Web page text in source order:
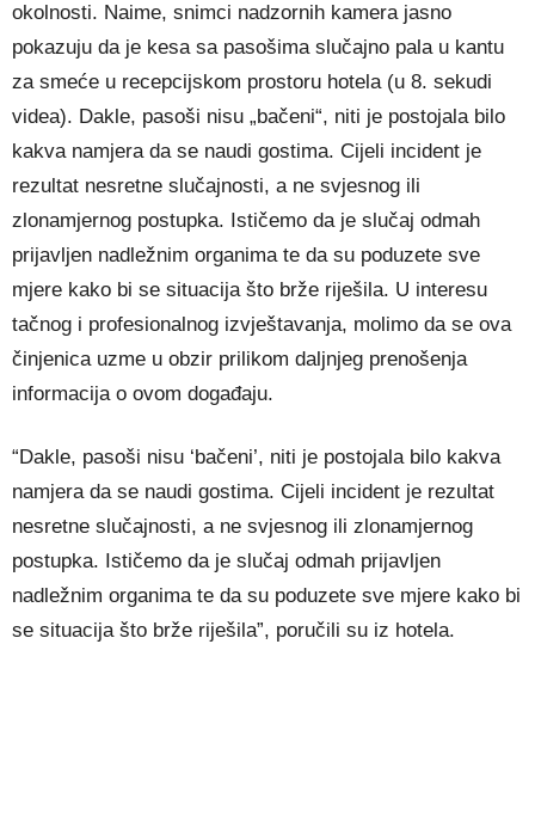
okolnosti. Naime, snimci nadzornih kamera jasno
pokazuju da je kesa sa pasošima slučajno pala u kantu
za smeće u recepcijskom prostoru hotela (u 8. sekudi
videa). Dakle, pasoši nisu „bačeni“, niti je postojala bilo
kakva namjera da se naudi gostima. Cijeli incident je
rezultat nesretne slučajnosti, a ne svjesnog ili
zlonamjernog postupka. Ističemo da je slučaj odmah
prijavljen nadležnim organima te da su poduzete sve
mjere kako bi se situacija što brže riješila. U interesu
tačnog i profesionalnog izvještavanja, molimo da se ova
činjenica uzme u obzir prilikom daljnjeg prenošenja
informacija o ovom događaju.
“Dakle, pasoši nisu ‘bačeni’, niti je postojala bilo kakva
namjera da se naudi gostima. Cijeli incident je rezultat
nesretne slučajnosti, a ne svjesnog ili zlonamjernog
postupka. Ističemo da je slučaj odmah prijavljen
nadležnim organima te da su poduzete sve mjere kako bi
se situacija što brže riješila”, poručili su iz hotela.